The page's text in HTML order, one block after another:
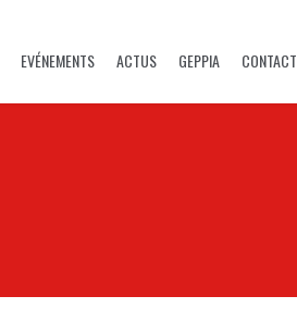
EVÉNEMENTS ACTUS GEPPIA CONTACT